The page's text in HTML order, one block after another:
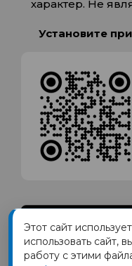
характер. Не
Установите
Этот сайт
использовать сайт,
работу с этими